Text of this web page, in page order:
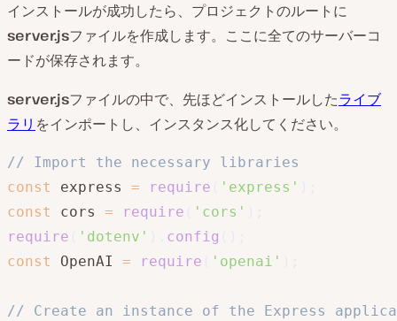
インストールが成功したら、プロジェクトのルートに
server.jsファイルを作成します。ここに全てのサーバーコ
ードが保存されます。
server.jsファイルの中で、先ほどインストールしたライブ
ラリ をインポートし、インスタンス化してください。
// Import the necessary libraries
const
express = require 'express'
const
cors = require 'cors'
require
'dotenv' config
const
OpenAI = require 'openai'
// Create an instance of the Express